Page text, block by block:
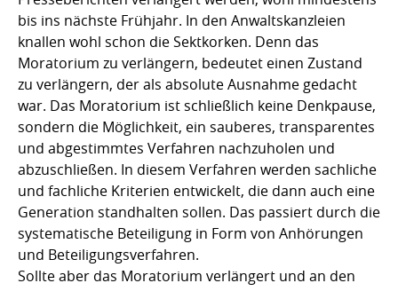
bis ins nächste Frühjahr. In den Anwaltskanzleien
knallen wohl schon die Sektkorken. Denn das
Moratorium zu verlängern, bedeutet einen Zustand
zu verlängern, der als absolute Ausnahme gedacht
war. Das Moratorium ist schließlich keine Denkpause,
sondern die Möglichkeit, ein sauberes, transparentes
und abgestimmtes Verfahren nachzuholen und
abzuschließen. In diesem Verfahren werden sachliche
und fachliche Kriterien entwickelt, die dann auch eine
Generation standhalten sollen. Das passiert durch die
systematische Beteiligung in Form von Anhörungen
und Beteiligungsverfahren.
Sollte aber das Moratorium verlängert und an den